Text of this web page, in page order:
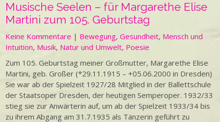
Musische Seelen – für Margarethe Elise
Martini zum 105. Geburtstag
Keine Kommentare | Bewegung,Gesundheit, Mensch und
Intuition, Musik, Natur und Umwelt, Poesie
Zum 105. Geburtstag meiner Großmutter, Margarethe Elise
Martini, geb. Großer (*29.11.1915 – +05.06.2000 in Dresden)
Sie war ab der Spielzeit 1927/28 Mitglied in der Ballettschule
der Staatsoper Dresden, der heutigen Semperoper. 1932/33
stieg sie zur Anwärterin auf, um ab der Spielzeit 1933/34 bis
zu ihrem Abgang am 31.7.1935 als Tänzerin geführt zu